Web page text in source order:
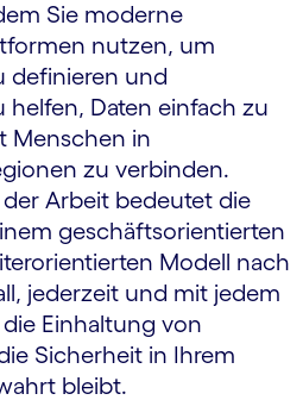
Sie moderne
nutzen, um
definieren und
helfen, Daten einfach zu
Menschen in
zu verbinden.
Arbeit bedeutet die
geschäftsorientierten
Modell nach
jederzeit und mit jedem
Einhaltung von
Sicherheit in Ihrem
bleibt.